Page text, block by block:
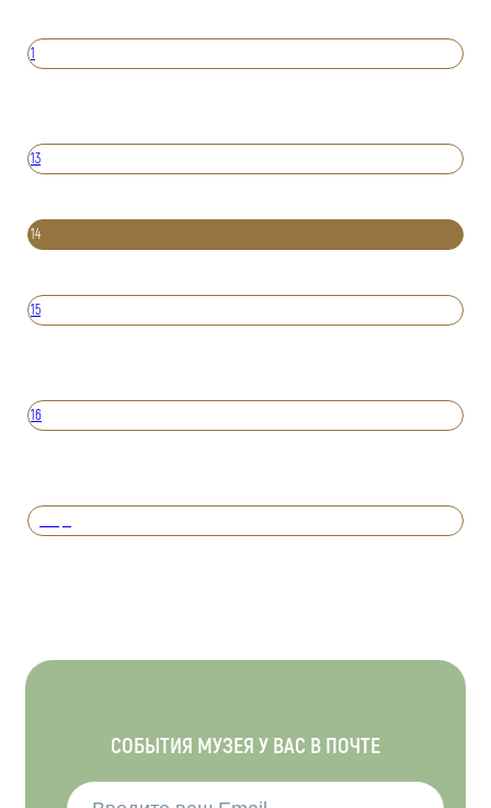
1
13
14
15
16
СОБЫТИЯ МУЗЕЯ У ВАС В ПОЧТЕ